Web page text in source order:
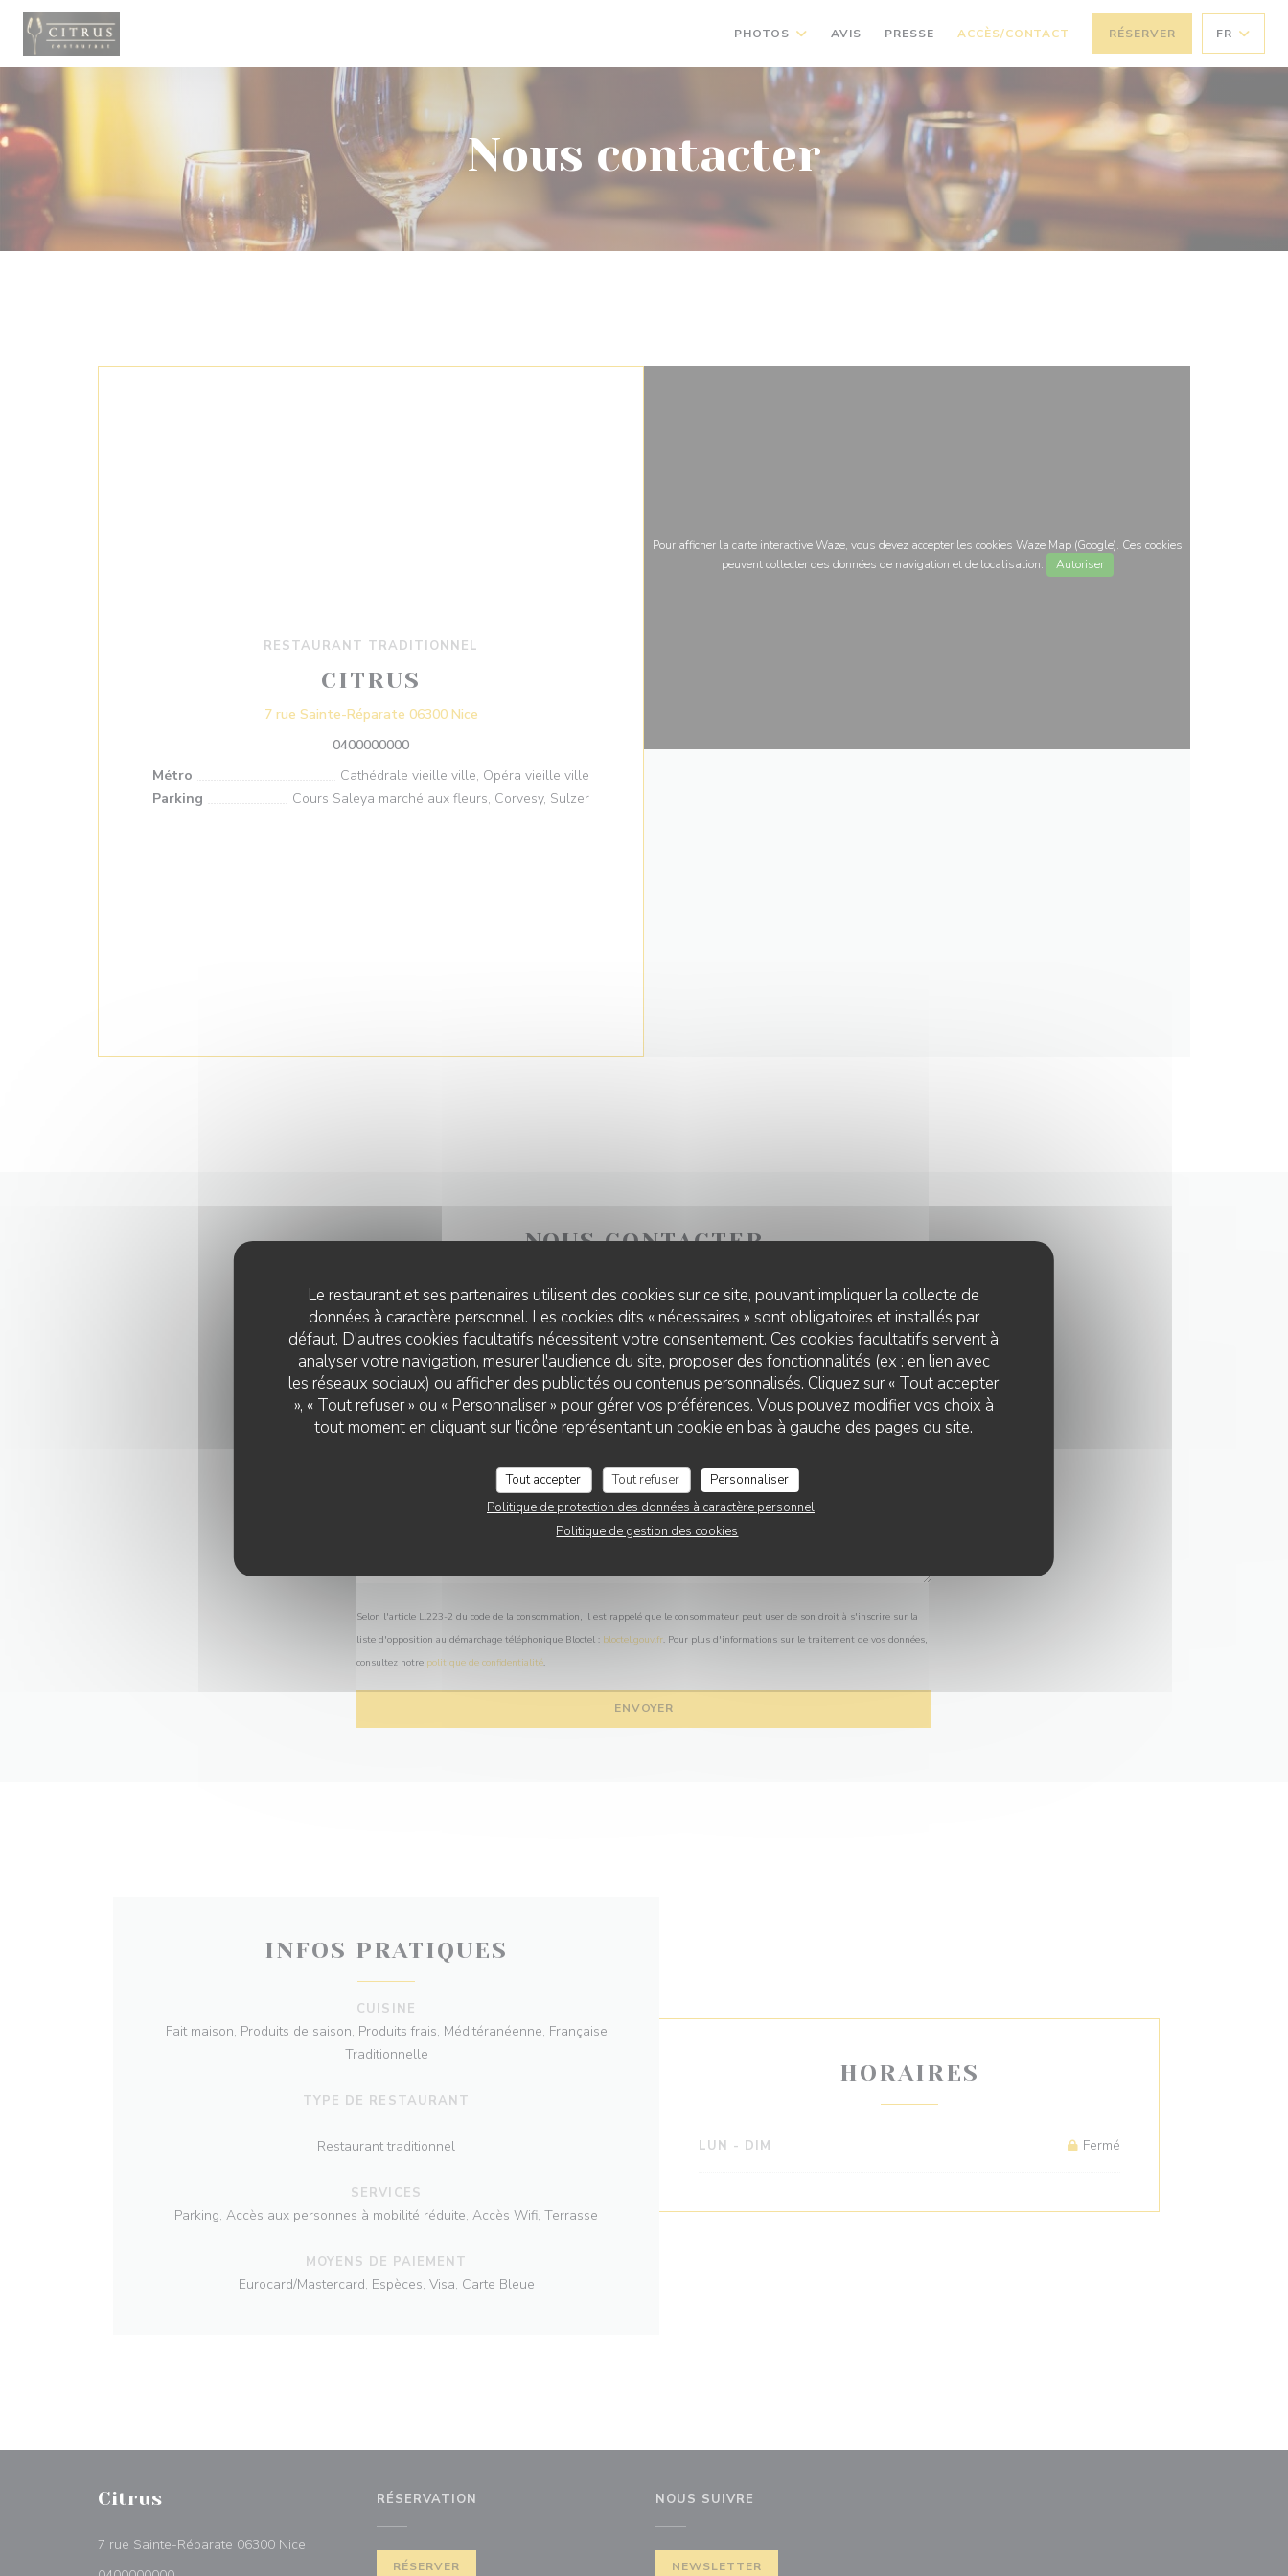
Personnalisation de vos choix en matière de cookies
Le restaurant et ses partenaires utilisent des cookies sur ce site, pouvant impliquer la collecte de
données à caractère personnel. Les cookies dits « nécessaires » sont obligatoires et installés par
défaut. D'autres cookies facultatifs nécessitent votre consentement. Ces cookies facultatifs servent à
analyser votre navigation, mesurer l'audience du site, proposer des fonctionnalités (ex : en lien avec
les réseaux sociaux) ou afficher des publicités ou contenus personnalisés. Cliquez sur « Tout accepter
», « Tout refuser » ou « Personnaliser » pour gérer vos préférences. Vous pouvez modifier vos choix à
tout moment en cliquant sur l'icône représentant un cookie en bas à gauche des pages du site.
Tout accepter Tout refuser
Personnaliser
Politique de protection des données à caractère personnel
Politique de gestion des cookies
PHOTOS AVIS PRESSE ACCÈS/CONTACT RÉSERVER FR
Nous contacter
RESTAURANT TRADITIONNEL
CITRUS
7 rue Sainte-Réparate 06300 Nice((ouvre une nouvelle fenêtre))
0400000000
Métro
Cathédrale vieille ville, Opéra vieille ville
Parking
Cours Saleya marché aux fleurs, Corvesy, Sulzer
Pour afficher la carte interactive Waze, vous devez accepter les cookies Waze Map (Google). Ces cookies
peuvent collecter des données de navigation et de localisation.
Autoriser
NOUS CONTACTER
Vous désirez nous contacter ?
Remplissez le formulaire ci-dessous !
Selon l'article L.223-2 du code de la consommation, il est rappelé que le consommateur peut user de son droit à s'inscrire sur la
liste d'opposition au démarchage téléphonique Bloctel : bloctel.gouv.fr. Pour plus d'informations sur le traitement de vos données,
consultez notre politique de confidentialité.
INFOS PRATIQUES
CUISINE
Fait maison, Produits de saison, Produits frais, Méditéranéenne, Française
Traditionnelle
TYPE DE RESTAURANT
Restaurant traditionnel
SERVICES
Parking, Accès aux personnes à mobilité réduite, Accès Wifi, Terrasse
MOYENS DE PAIEMENT
Eurocard/Mastercard, Espèces, Visa, Carte Bleue
HORAIRES
LUN - DIM Fermé
Citrus
7 rue Sainte-Réparate 06300 Nice
RÉSERVATION
RÉSERVER
NOUS SUIVRE
NEWSLETTER